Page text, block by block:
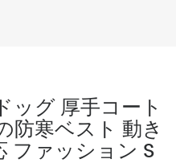
ッグ 厚手コート
防寒ベスト 動き
ファッション S